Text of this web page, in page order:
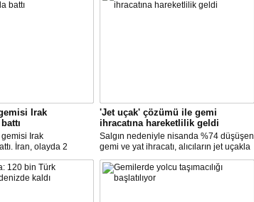
Irak
gemisi Irak
İran, olayda 2
açıkladı.
'Jet uçak' çözümü ile gemi
ihracatına hareketlilik geldi
Salgın nedeniyle nisanda %74 düşüşen
gemi ve yat ihracatı, alıcıların jet uçakla
Türkiye'ye getirilmesi ile mayısta yüzde
7.8 arttı. Gemi inşa, geçen ay ihracatını
artıran iki sektörden biri oldu.